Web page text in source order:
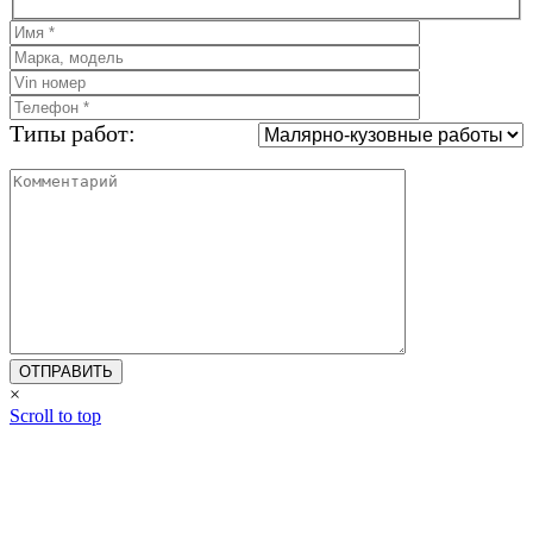
Типы работ:
×
Scroll to top